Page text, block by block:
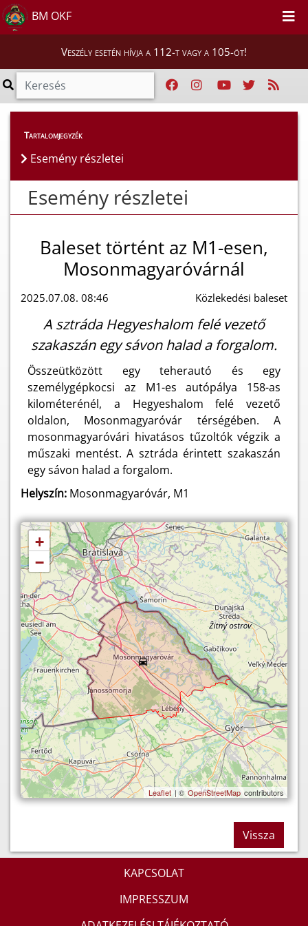
BM OKF
Veszély esetén hívja a 112-t vagy a 105-öt!
Esemény részletei
Tartalomjegyzék
Esemény részletei
Esemény részletei
Baleset történt az M1-esen,
Mosonmagyaróvárnál
2025.07.08. 08:46 Közlekedési baleset
A sztráda Hegyeshalom felé vezető
szakaszán egy sávon halad a forgalom.
Összeütközött egy teherautó és egy
személygépkocsi az M1-es autópálya 158-as
kilométerénél, a Hegyeshalom felé vezető
oldalon, Mosonmagyaróvár térségében. A
mosonmagyaróvári hivatásos tűzoltók végzik a
műszaki mentést. A sztráda érintett szakaszán
egy sávon halad a forgalom.
Helyszín: Mosonmagyaróvár, M1
+
−
Leaflet | © OpenStreetMap contributors
Vissza
KAPCSOLAT
IMPRESSZUM